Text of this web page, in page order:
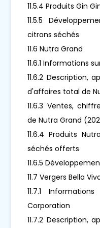
11.5.4 Produits Gin
11.5.5
citrons séchés
11.6 Nutra Grand
11.6.1 Informations
11.6.2 Description,
d'affaires total de
11.6.3 Ventes,
de Nutra Grand
11.6.4 Produits
séchés offerts
11.6.5
11.7 Vergers Bella
11.7.1
Corporation
11.7.2 Description,